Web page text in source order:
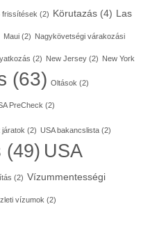
frissítések (2) Körutazás (4) Las
Maui (2) Nagykövetségi várakozási
(2) New Jersey (2) New York
(63) Oltások (2)
PreCheck (2)
járatok (2) USA bakancslista (2)
(49) USA
(2) Vízummentességi
vízumok (2)